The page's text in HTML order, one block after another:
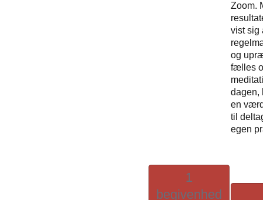
Zoom.
vist sig
og
fælles
dagen,
en
til
egen
1
begivenhed